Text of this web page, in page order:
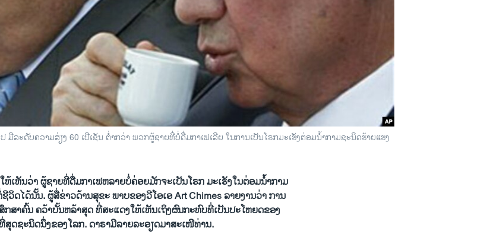
ະດັບຄວາມສ່ຽງ 60 ເປີເຊັນ ຕໍ່າກວ່າ ພວກຜູ້ຊາຍທີ່ບໍ່ດື່ມກາເຟ​ເລີຍ ໃນການເປັນໂຣກມ​ະເຮັງຕ່ອມ​ນໍ້າກາມຊະນິດ​ຮາຍ​ແຮ​ງ
ເຫັນ​ວ່າ ຜູ້​ຊາຍ​ທີ່​ດື່ມ​ກາ​ເຟຫລາຍບໍ່ຄ່ອຍມັກຈະເປັນໂຣກ ​ມ​ະເຮັງ​ໃນຕ່ອມ​ນໍ້າກາມ
ວິດ​​ໄດ້ນັ້ນ​. ຜູ້​ສື່​ຂ່າວດ້ານ​ສຸຂະ ​ພາບຂອງ​ວີ​ໂອ​ເອ Art Chimes ​ລາຍ​ງານວ່າ ການ
ສາຄົ້ນ ຄວ້າ​ບັ້ນຫລ້າ​ສຸດ ທີ່​ສະ​ແດງ​​ໃຫ້​ເຫັນ​ເຖິງ​ຜົນ​ກະທົບ​ທີ່ເປັນປະ​ໂຫຍ​ດຂອງ​
ດຊະນິດ​ນຶ່ງຂອງ​ໂລກ. ດາຣາມີ​ລາຍ​ລະອຽດ​ມາສະ​ເໜີທ່ານ.